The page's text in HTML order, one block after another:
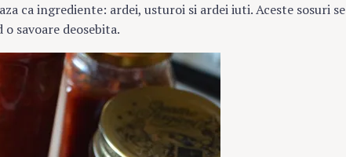
ca ingrediente: ardei, usturoi si ardei iuti. Aceste sosuri se
savoare deosebita.